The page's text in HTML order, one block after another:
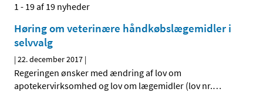
1 - 19 af 19 nyheder
Høring om veterinære håndkøbslægemidler i
selvvalg
|22. december 2017 |
Regeringen ønsker med ændring af lov om
apotekervirksomhed og lov om lægemidler (lov nr.…